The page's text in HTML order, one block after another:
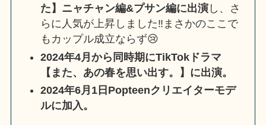
た】ニャチャン編&プサン編に出演 し、さ
らに人気が上昇しました‼まさかのここで
もカップル成立ならず😢
2024年4月から同時期にTikTokドラマ
【また、あの春を思い出す。】に出演。
2024年6月1日Popteenクリエイターモデ
ルに加入。